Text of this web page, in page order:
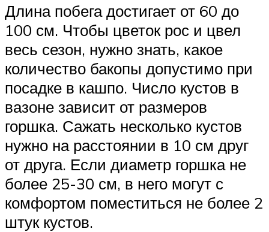
Длина побега достигает от 60 до
100 см. Чтобы цветок рос и цвел
весь сезон, нужно знать, какое
количество бакопы допустимо при
посадке в кашпо. Число кустов в
вазоне зависит от размеров
горшка. Сажать несколько кустов
нужно на расстоянии в 10 см друг
от друга. Если диаметр горшка не
более 25-30 см, в него могут с
комфортом поместиться не более 2
штук кустов.